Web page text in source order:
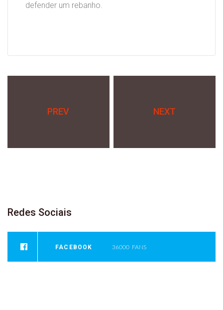
defender um rebanho.
PREV NEXT
Redes Sociais
FACEBOOK 36000 FANS